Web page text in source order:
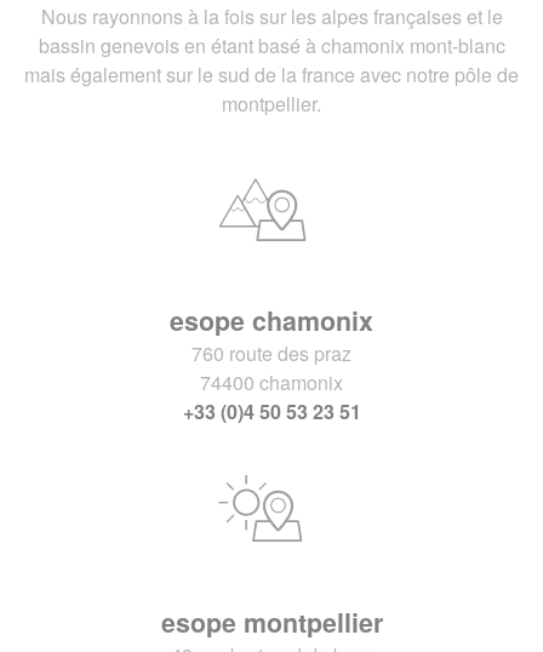
Nous rayonnons à la fois sur les alpes françaises et le
bassin genevois en étant basé à chamonix mont-blanc
mais également sur le sud de la france avec notre pôle de
montpellier.
esope chamonix
760 route des praz
74400 chamonix
+33 (0)4 50 53 23 51
esope montpellier